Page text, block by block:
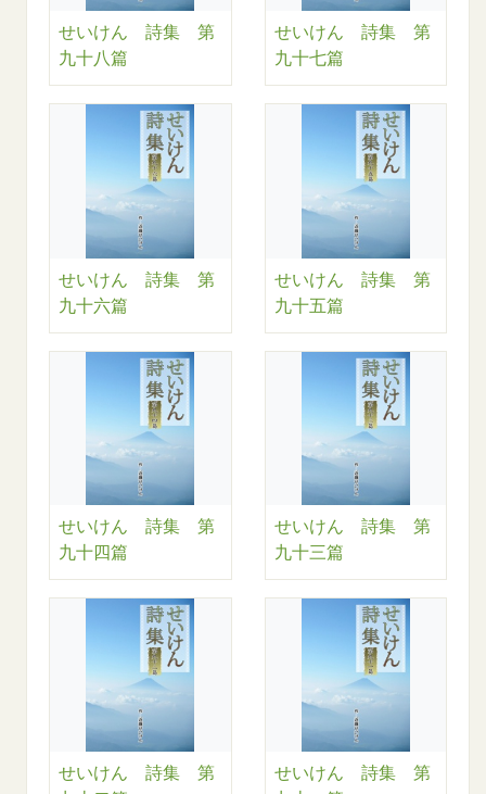
せいけん 詩集 第
九十八篇
せいけん 詩集 第
九十七篇
せいけん 詩集 第
九十六篇
せいけん 詩集 第
九十五篇
せいけん 詩集 第
九十四篇
せいけん 詩集 第
九十三篇
せいけん 詩集 第
せいけん 詩集 第